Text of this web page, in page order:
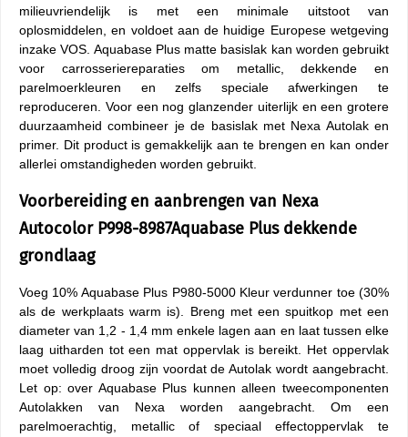
milieuvriendelijk is met een minimale uitstoot van
oplosmiddelen, en voldoet aan de huidige Europese wetgeving
inzake VOS. Aquabase Plus matte basislak kan worden gebruikt
voor carrosseriereparaties om metallic, dekkende en
parelmoerkleuren en zelfs speciale afwerkingen te
reproduceren. Voor een nog glanzender uiterlijk en een grotere
duurzaamheid combineer je de basislak met Nexa Autolak en
primer. Dit product is gemakkelijk aan te brengen en kan onder
allerlei omstandigheden worden gebruikt.
Voorbereiding en aanbrengen van Nexa
Autocolor P998-8987Aquabase Plus dekkende
grondlaag
Voeg 10% Aquabase Plus P980-5000 Kleur verdunner toe (30%
als de werkplaats warm is). Breng met een spuitkop met een
diameter van 1,2 - 1,4 mm enkele lagen aan en laat tussen elke
laag uitharden tot een mat oppervlak is bereikt. Het oppervlak
moet volledig droog zijn voordat de Autolak wordt aangebracht.
Let op: over Aquabase Plus kunnen alleen tweecomponenten
Autolakken van Nexa worden aangebracht. Om een
parelmoerachtig, metallic of speciaal effectoppervlak te